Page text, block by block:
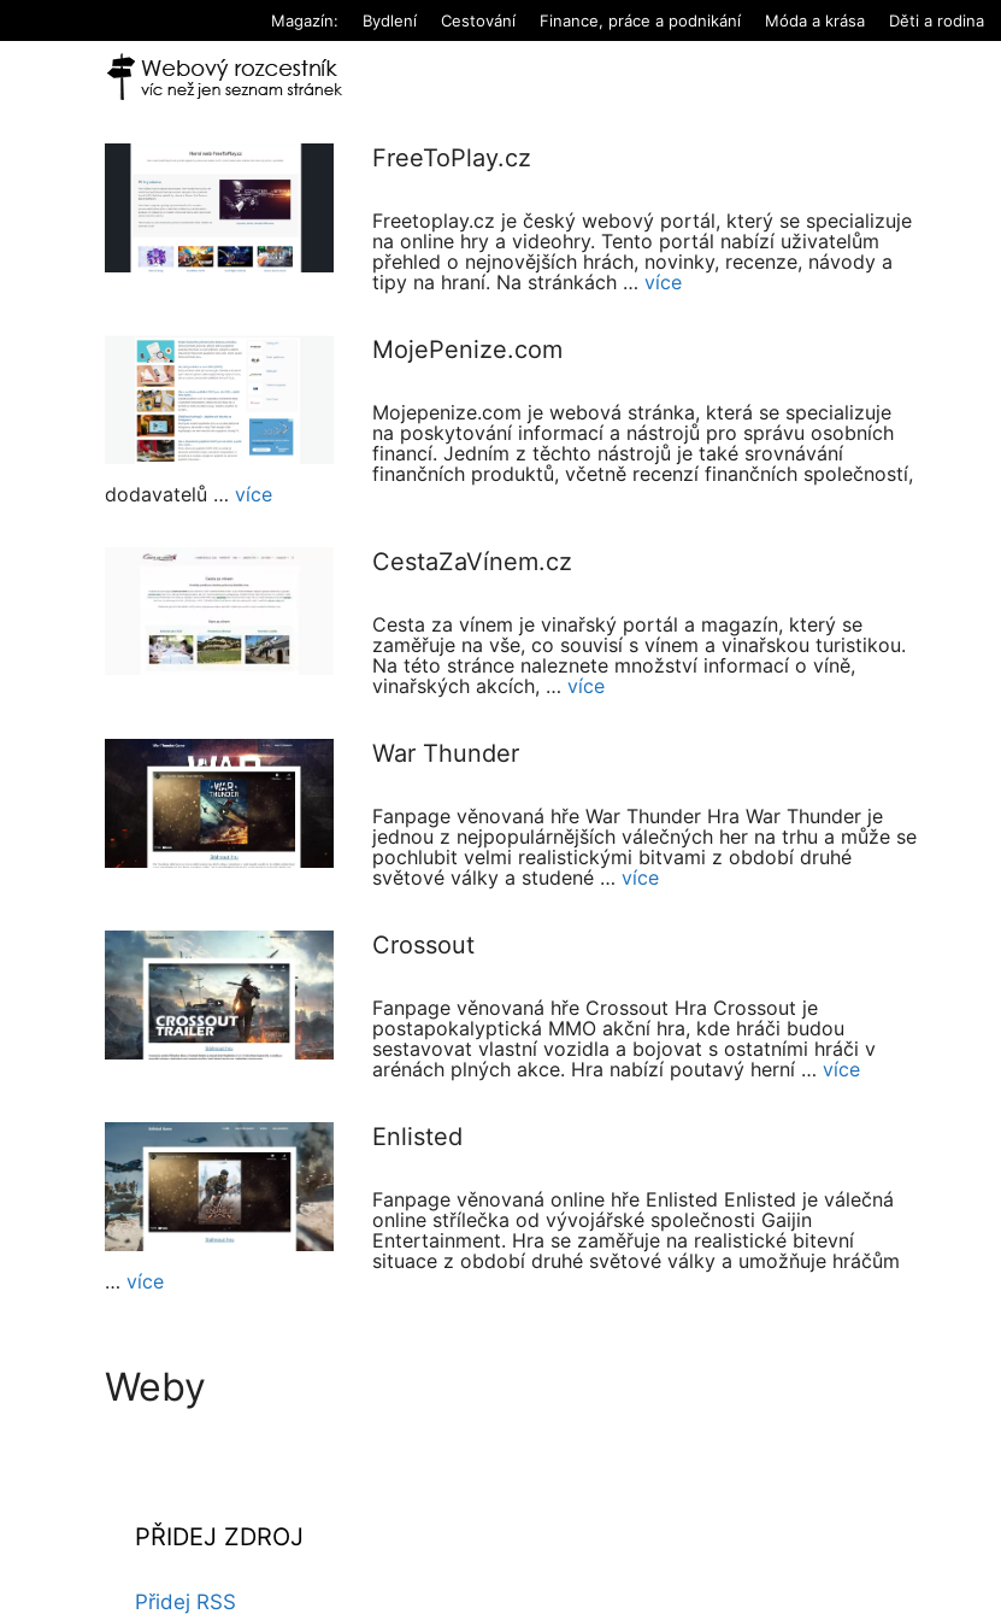
Magazín: Bydlení Cestování Finance, práce a podnikání Móda a krása Děti a rodina
FreeToPlay.cz
Freetoplay.cz je český webový portál, který se specializuje
na online hry a videohry. Tento portál nabízí uživatelům
přehled o nejnovějších hrách, novinky, recenze, návody a
tipy na hraní. Na stránkách … více
MojePenize.com
Mojepenize.com je webová stránka, která se specializuje
na poskytování informací a nástrojů pro správu osobních
financí. Jedním z těchto nástrojů je také srovnávání
finančních produktů, včetně recenzí finančních společností,
dodavatelů … více
CestaZaVínem.cz
Cesta za vínem je vinařský portál a magazín, který se
zaměřuje na vše, co souvisí s vínem a vinařskou turistikou.
Na této stránce naleznete množství informací o víně,
vinařských akcích, … více
War Thunder
Fanpage věnovaná hře War Thunder Hra War Thunder je
jednou z nejpopulárnějších válečných her na trhu a může se
pochlubit velmi realistickými bitvami z období druhé
světové války a studené … více
Crossout
Fanpage věnovaná hře Crossout Hra Crossout je
postapokalyptická MMO akční hra, kde hráči budou
sestavovat vlastní vozidla a bojovat s ostatními hráči v
arénách plných akce. Hra nabízí poutavý herní … více
Enlisted
Fanpage věnovaná online hře Enlisted Enlisted je válečná
online střílečka od vývojářské společnosti Gaijin
Entertainment. Hra se zaměřuje na realistické bitevní
situace z období druhé světové války a umožňuje hráčům
… více
Weby
PŘIDEJ ZDROJ
Přidej RSS